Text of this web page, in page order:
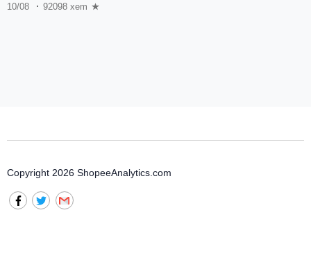
10/08
92098 xem
Copyright 2026 ShopeeAnalytics.com